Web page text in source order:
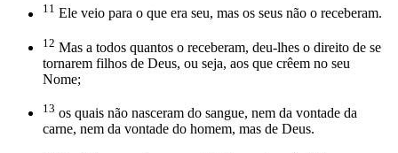
11 Ele veio para o que era seu, mas os seus não o receberam.
12 Mas a todos quantos o receberam, deu-lhes o direito de se
tornarem filhos de Deus, ou seja, aos que crêem no seu
Nome;
13 os quais não nasceram do sangue, nem da vontade da
carne, nem da vontade do homem, mas de Deus.